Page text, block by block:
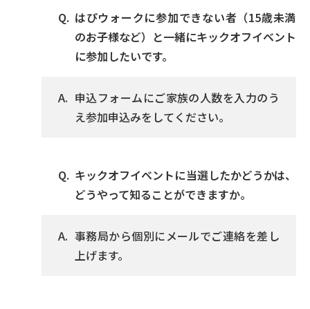
はぴウォークに参加できない者（15歳未満
のお子様など）と一緒にキックオフイベント
に参加したいです。
申込フォームにご家族の人数を入力のう
え参加申込みをしてください。
キックオフイベントに当選したかどうかは、
どうやって知ることができますか。
事務局から個別にメールでご連絡を差し
上げます。